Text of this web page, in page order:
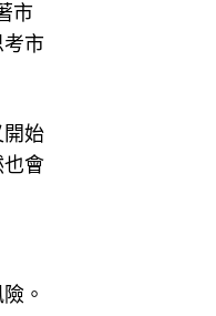
市
考市
開始
也會
。